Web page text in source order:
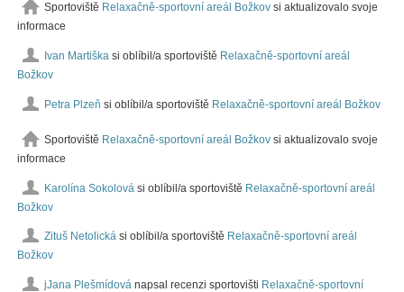
Sportoviště Relaxačně-sportovní areál Božkov si aktualizovalo svoje
informace
Ivan Martiška si oblíbil/a sportoviště Relaxačně-sportovní areál
Božkov
Petra Plzeň si oblíbil/a sportoviště Relaxačně-sportovní areál Božkov
Sportoviště Relaxačně-sportovní areál Božkov si aktualizovalo svoje
informace
Karolína Sokolová si oblíbil/a sportoviště Relaxačně-sportovní areál
Božkov
Zituš Netolická si oblíbil/a sportoviště Relaxačně-sportovní areál
Božkov
jJana Plešmídová napsal recenzi sportovišti Relaxačně-sportovní